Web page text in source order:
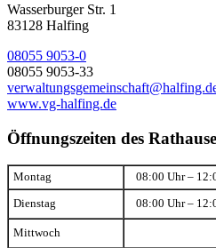
Wasserburger Str. 1
83128 Halfing
08055 9053-0
08055 9053-33
www.vg-halfing.de
Öffnungszeiten des
Montag 08:00 Uhr –
Dienstag 08:00 Uhr –
Mittwoch